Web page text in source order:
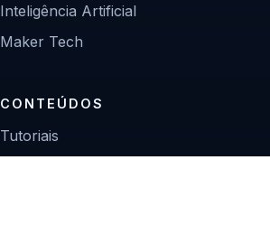
Inteligência Artificial
Maker Tech
CONTEÚDOS
Tutoriais